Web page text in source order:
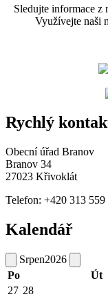
Sledujte informace z
Využívejte naši
Rychlý
Obecní úřad Branov
Branov 34
27023 Křivoklát
Telefon: +420 313 559
Kalendář
Srpen2026
Po
Út
27 28